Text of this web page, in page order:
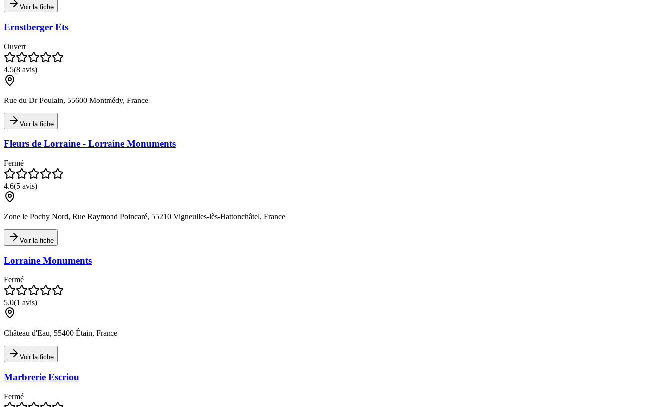
Voir la fiche
Ernstberger Ets
Ouvert
4.5(8 avis)
Rue du Dr Poulain, 55600 Montmédy, France
Voir la fiche
Fleurs de Lorraine - Lorraine Monuments
Fermé
4.6(5 avis)
Zone le Pochy Nord, Rue Raymond Poincaré, 55210 Vigneulles-lès-Hattonchâtel, France
Voir la fiche
Lorraine Monuments
Fermé
5.0(1 avis)
Château d'Eau, 55400 Étain, France
Voir la fiche
Marbrerie Escriou
Fermé